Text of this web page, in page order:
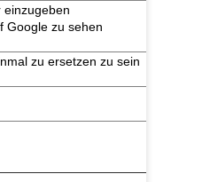
einzugeben
Google zu sehen
zu ersetzen zu sein